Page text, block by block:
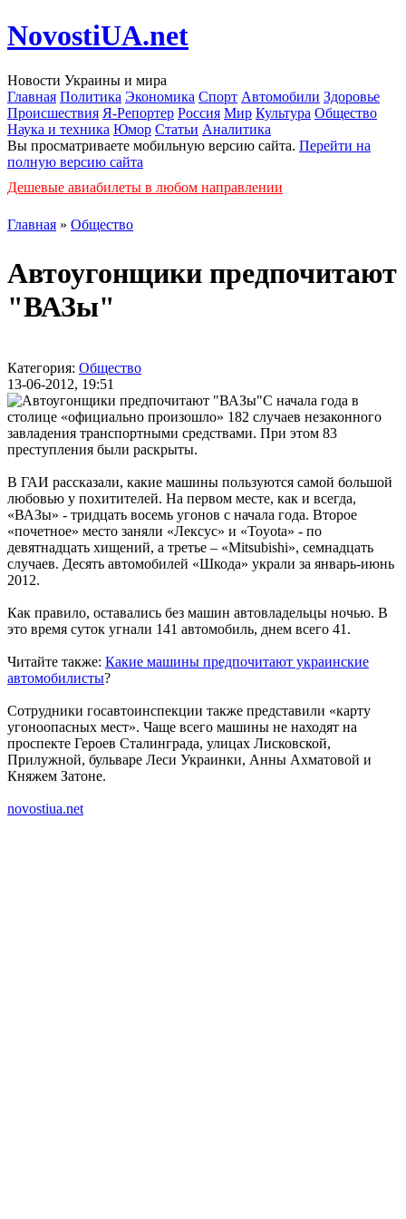
NovostiUA.net
Новости Украины и мира
Главная Политика Экономика Спорт Автомобили Здоровье
Происшествия Я-Репортер Россия Мир Культура Общество
Наука и техника Юмор Статьи Аналитика
Вы просматриваете мобильную версию сайта. Перейти на
полную версию сайта
Дешевые авиабилеты в любом направлении
Главная » Общество
Автоугонщики предпочитают
"ВАЗы"
Категория: Общество
13-06-2012, 19:51
С начала года в
столице «официально произошло» 182 случаев незаконного
завладения транспортными средствами. При этом 83
преступления были раскрыты.
В ГАИ рассказали, какие машины пользуются самой большой
любовью у похитителей. На первом месте, как и всегда,
«ВАЗы» - тридцать восемь угонов с начала года. Второе
«почетное» место заняли «Лексус» и «Toyota» - по
девятнадцать хищений, а третье – «Mitsubishi», семнадцать
случаев. Десять автомобилей «Шкода» украли за январь-июнь
2012.
Как правило, оставались без машин автовладельцы ночью. В
это время суток угнали 141 автомобиль, днем всего 41.
Читайте также: Какие машины предпочитают украинские
автомобилисты?
Сотрудники госавтоинспекции также представили «карту
угоноопасных мест». Чаще всего машины не находят на
проспекте Героев Сталинграда, улицах Лисковской,
Прилужной, бульваре Леси Украинки, Анны Ахматовой и
Княжем Затоне.
novostiua.net